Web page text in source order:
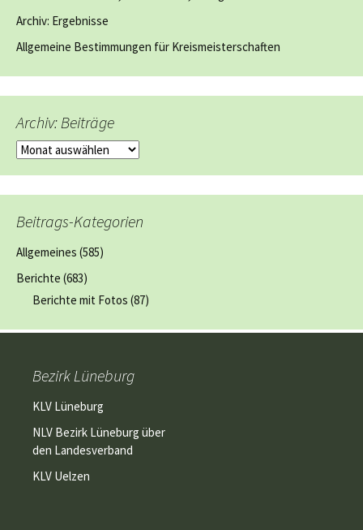
Archiv: Ergebnisse
Allgemeine Bestimmungen für Kreismeisterschaften
Archiv: Beiträge
Archiv:
Beitrags-Kategorien
Allgemeines (585)
Berichte (683)
Berichte mit Fotos (87)
Bezirk Lüneburg
KLV Lüneburg
NLV Bezirk Lüneburg über
den Landesverband
KLV Uelzen